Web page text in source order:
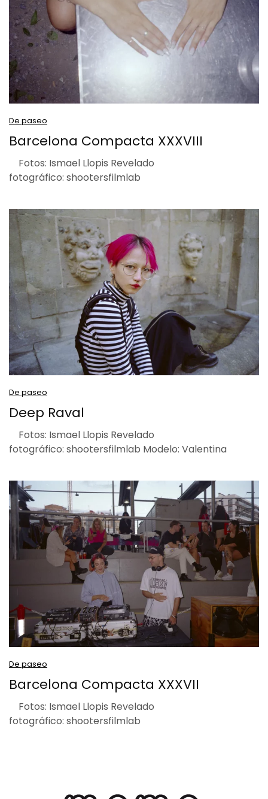
De paseo
Barcelona Compacta XXXVIII
Fotos: Ismael Llopis Revelado
fotográfico: shootersfilmlab
De paseo
Deep Raval
Fotos: Ismael Llopis Revelado
fotográfico: shootersfilmlab Modelo: Valentina
De paseo
Barcelona Compacta XXXVII
Fotos: Ismael Llopis Revelado
fotográfico: shootersfilmlab